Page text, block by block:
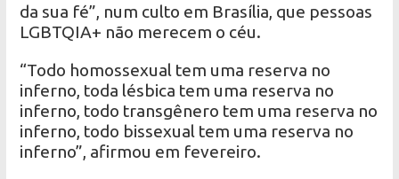
da sua fé”, num culto em Brasília, que pessoas
LGBTQIA+ não merecem o céu.
“Todo homossexual tem uma reserva no
inferno, toda lésbica tem uma reserva no
inferno, todo transgênero tem uma reserva no
inferno, todo bissexual tem uma reserva no
inferno”, afirmou em fevereiro.